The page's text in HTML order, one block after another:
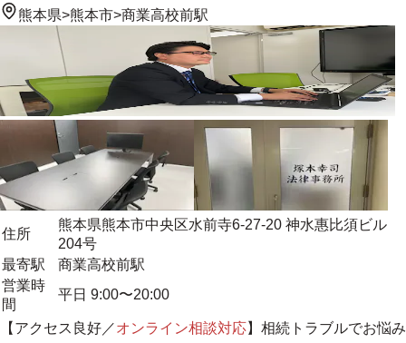
熊本県>熊本市>商業高校前駅
住所
熊本県熊本市中央区水前寺6-27-20 神水惠比須ビル
204号
最寄駅
商業高校前駅
営業時
間
平日 9:00〜20:00
【アクセス良好／オンライン相談対応】相続トラブルでお悩み